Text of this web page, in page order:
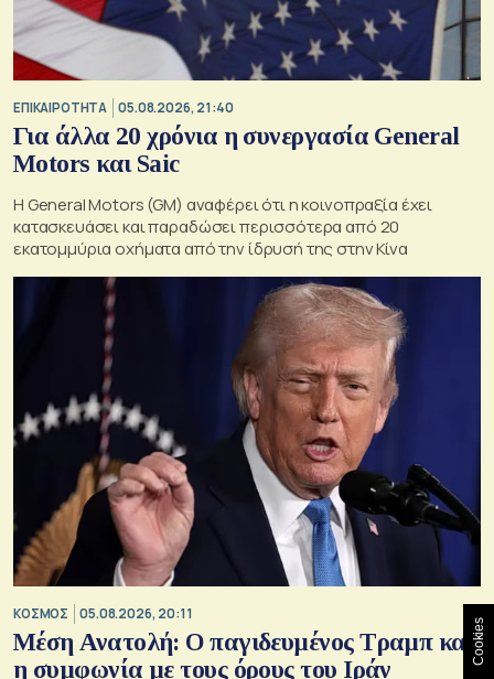
ΕΠΙΚΑΙΡΟΤΗΤΑ 05.08.2026, 21:40
Για άλλα 20 χρόνια η συνεργασία General
Motors και Saic
Η General Motors (GM) αναφέρει ότι η κοινοπραξία έχει
κατασκευάσει και παραδώσει περισσότερα από 20
εκατομμύρια οχήματα από την ίδρυσή της στην Κίνα
ΚΟΣΜΟΣ 05.08.2026, 20:11
Μέση Ανατολή: Ο παγιδευμένος Τραμπ και
η συμφωνία με τους όρους του Ιράν
Cookies